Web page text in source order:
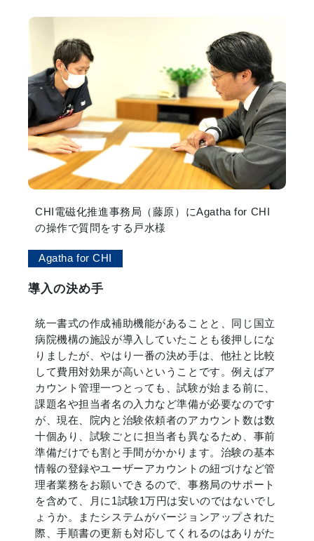
CHI電磁化推進事務局（藤原）にAgatha for CHI
の操作で質問をする戸水様
Agatha for CHI
導入の決め手
統一書式の作成補助機能があることと、同じ国立
病院機構の施設が導入していたことも後押しにな
りましたが、やはり一番の決め手は、他社と比較
して費用対効果が高いということです。例えばア
カウント管理一つとっても、試験が始まる前に、
課題名や担当者名の入力など準備が必要なのです
が、現在、院内と治験依頼者のアカウント数は数
十個あり、試験ごとに担当者も異なるため、事前
準備だけでも割と手間がかかります。治験の基本
情報の登録やユーザーアカウントの紐づけなど管
理者業務をお願いできるので、事務局のサポート
を含めて、月に1試験1万円は安いのではないでし
ょうか。またシステムがバージョンアップされた
際、手順書の更新も対応してくれるのはありがた